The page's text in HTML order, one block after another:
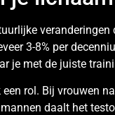
3-8% per
je met de juiste
rol. Bij vrouwen
daalt het